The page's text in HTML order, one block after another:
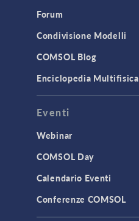
Forum
Condivisione Modelli
COMSOL Blog
Enciclopedia Multifisica
Eventi
Webinar
COMSOL Day
Calendario Eventi
Conferenze COMSOL